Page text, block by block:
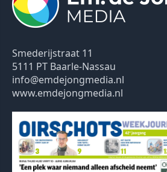
Smederijstraat 11
5111 PT Baarle-Nassau
info@emdejongmedia.nl
www.emdejongmedia.nl